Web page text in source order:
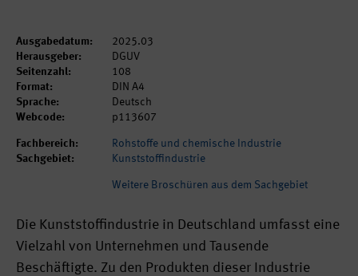
Ausgabedatum:
2025.03
Herausgeber:
DGUV
Seitenzahl:
108
Format:
DIN A4
Sprache:
Deutsch
Webcode:
p113607
Fachbereich:
Rohstoffe und chemische Industrie
Sachgebiet:
Kunststoffindustrie
Weitere Broschüren aus dem Sachgebiet
Die Kunststoffindustrie in Deutschland umfasst eine
Vielzahl von Unternehmen und Tausende
Beschäftigte. Zu den Produkten dieser Industrie